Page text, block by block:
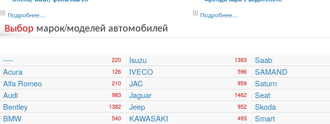
Подробнее...
Подробнее...
Выбор марок/моделей автомобилей
---- 220 Isuzu 1383 Saab
Acura 126 IVECO 596 SAMAND
Alfa Romeo 210 JAC 959 Saturn
Audi 983 Jaguar 1462 Seat
Bentley 1382 Jeep 952 Skoda
BMW 540 KAWASAKI 493 Smart